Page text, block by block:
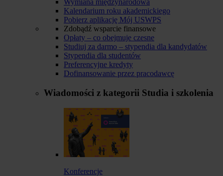
Wymiana międzynarodowa
Kalendarium roku akademickiego
Pobierz aplikację Mój USWPS
Zdobądź wsparcie finansowe
Opłaty – co obejmuje czesne
Studiuj za darmo – stypendia dla kandydatów
Stypendia dla studentów
Preferencyjne kredyty
Dofinansowanie przez pracodawcę
Wiadomości z kategorii Studia i szkolenia
Konferencje